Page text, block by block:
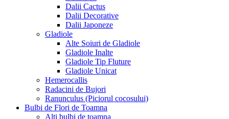
Dalii Cactus
Dalii Decorative
Dalii Japoneze
Gladiole
Alte Soiuri de Gladiole
Gladiole Inalte
Gladiole Tip Fluture
Gladiole Unicat
Hemerocallis
Radacini de Bujori
Ranunculus (Piciorul cocosului)
Bulbi de Flori de Toamna
Alti bulbi de toamna